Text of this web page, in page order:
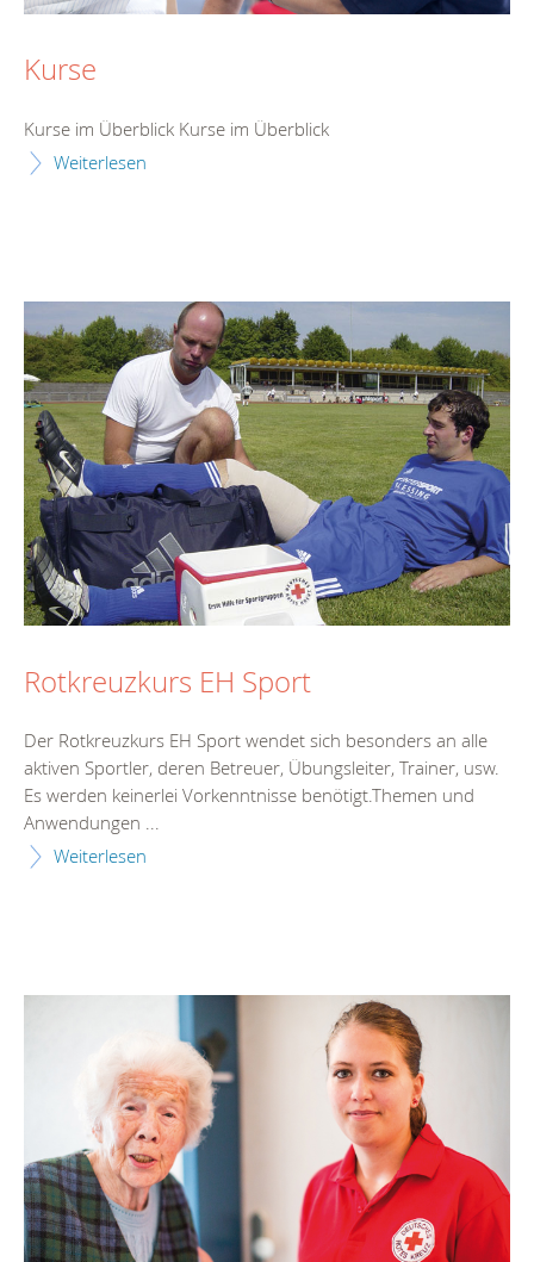
Kurse
Kurse im Überblick Kurse im Überblick
Weiterlesen
Rotkreuzkurs EH Sport
Der Rotkreuzkurs EH Sport wendet sich besonders an alle
aktiven Sportler, deren Betreuer, Übungsleiter, Trainer, usw.
Es werden keinerlei Vorkenntnisse benötigt.Themen und
Anwendungen ...
Weiterlesen